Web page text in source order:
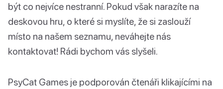
být co nejvíce nestranní. Pokud však narazíte na
deskovou hru, o které si myslíte, že si zaslouží
místo na našem seznamu, neváhejte nás
kontaktovat! Rádi bychom vás slyšeli.
PsyCat Games je podporován čtenáři klikajícími na